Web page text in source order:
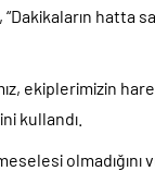
, “Dakikaların hatta
ekiplerimizin
kullandı.
olmadığını